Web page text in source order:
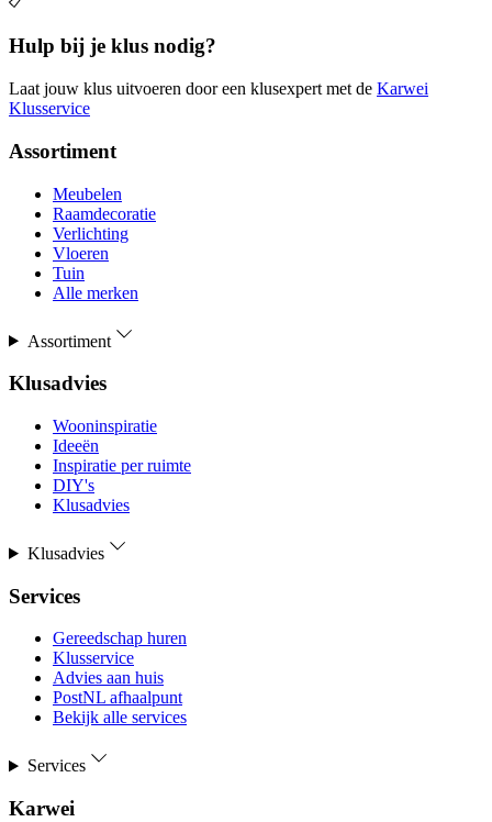
Hulp bij je klus nodig?
Laat jouw klus uitvoeren door een klusexpert met de Karwei
Klusservice
Assortiment
Meubelen
Raamdecoratie
Verlichting
Vloeren
Tuin
Alle merken
Assortiment
Klusadvies
Wooninspiratie
Ideeën
Inspiratie per ruimte
DIY's
Klusadvies
Klusadvies
Services
Gereedschap huren
Klusservice
Advies aan huis
PostNL afhaalpunt
Bekijk alle services
Services
Karwei